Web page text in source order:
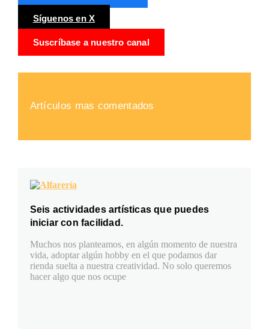
Síguenos en X
Suscríbase a nuestro canal
Artículos mas comentados
Seis actividades artísticas que puedes
iniciar con facilidad.
Muchos nos planteamos, en algún momento de nuestra
vida, adoptar algún hobby en el que podamos dar
rienda suelta a nuestra creatividad. No solo queremos
hacer algo que nos ocupe